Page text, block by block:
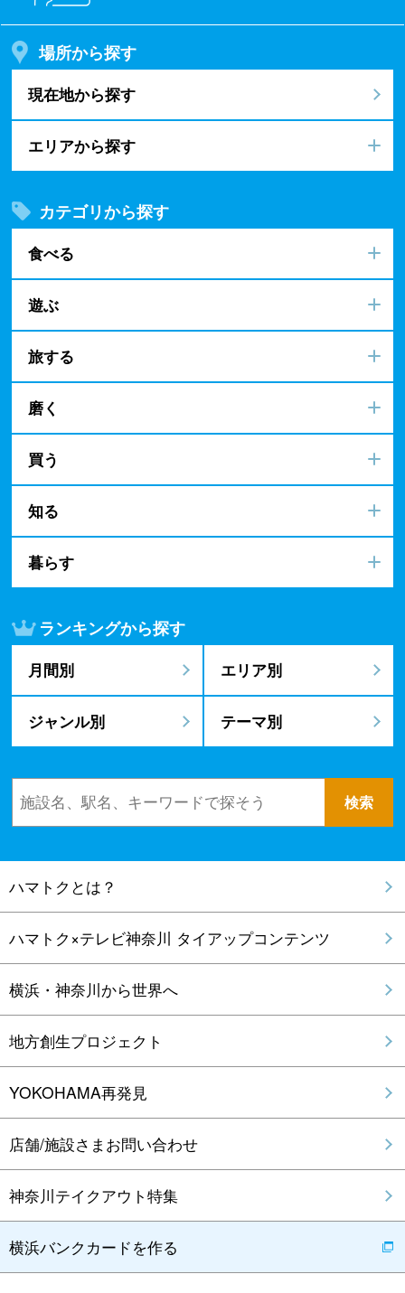
場所から探す
現在地から探す
エリアから探す
カテゴリから探す
食べる
遊ぶ
旅する
磨く
買う
知る
暮らす
ランキングから探す
月間別 エリア別
ジャンル別 テーマ別
ハマトクとは？
ハマトク×テレビ神奈川 タイアップコンテンツ
横浜・神奈川から世界へ
地方創生プロジェクト
YOKOHAMA再発見
店舗/施設さまお問い合わせ
神奈川テイクアウト特集
横浜バンクカードを作る